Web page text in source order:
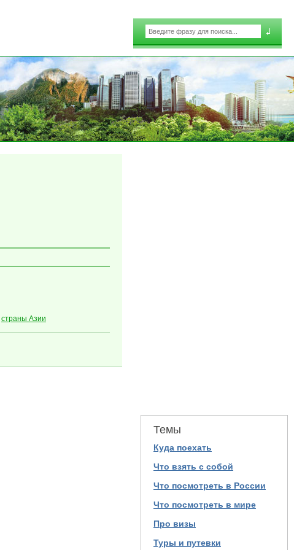
Форма поиска
Поиск
страны Азии
Темы
Куда поехать
Что взять с собой
Что посмотреть в России
Что посмотреть в мире
Про визы
Туры и путевки